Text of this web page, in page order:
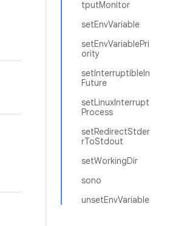
tputMonitor
setEnvVariable
setEnvVariablePri
ority
setInterruptibleIn
Future
setLinuxInterrupt
Process
setRedirectStder
rToStdout
setWorkingDir
sono
unsetEnvVariable